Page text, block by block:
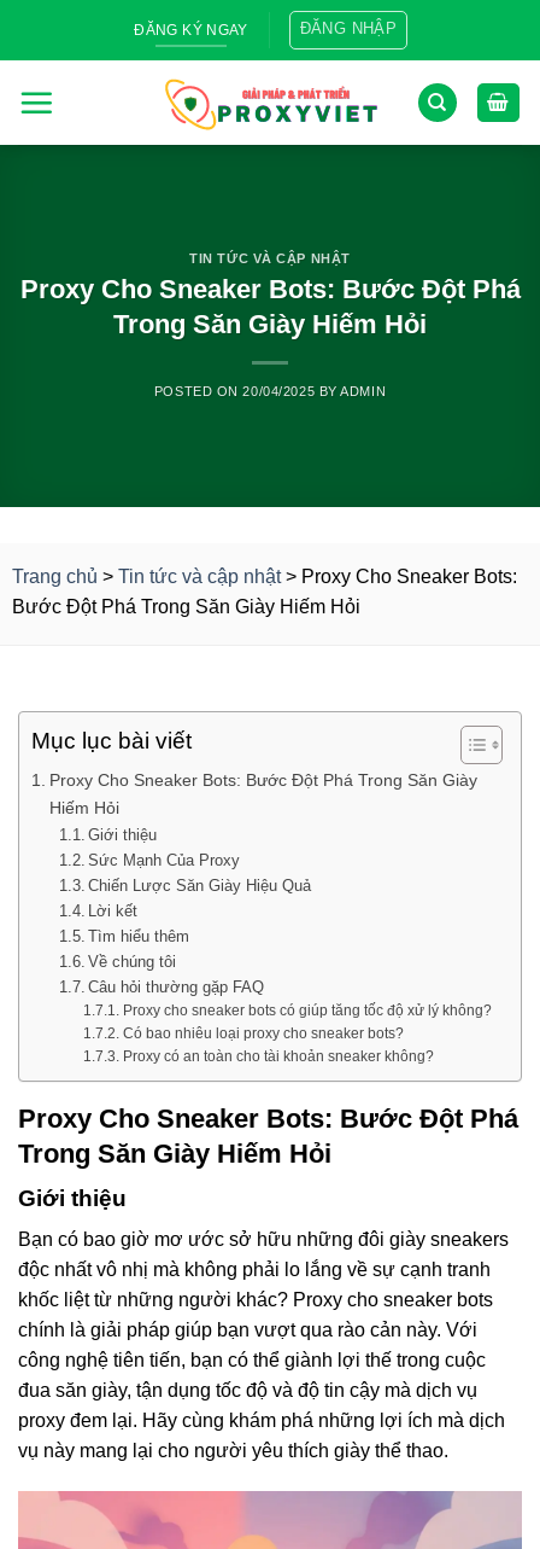
ĐĂNG KÝ NGAY ĐĂNG NHẬP
TIN TỨC VÀ CẬP NHẬT
Proxy Cho Sneaker Bots: Bước Đột Phá
Trong Săn Giày Hiếm Hỏi
POSTED ON20/04/2025 BYADMIN
Trang chủ > Tin tức và cập nhật> Proxy Cho Sneaker Bots:
Bước Đột Phá Trong Săn Giày Hiếm Hỏi
Mục lục bài viết
Proxy Cho Sneaker Bots: Bước Đột Phá Trong Săn Giày
Hiếm Hỏi
Giới thiệu
Sức Mạnh Của Proxy
Chiến Lược Săn Giày Hiệu Quả
Lời kết
Tìm hiểu thêm
Về chúng tôi
Câu hỏi thường gặp FAQ
Proxy cho sneaker bots có giúp tăng tốc độ xử lý không?
Có bao nhiêu loại proxy cho sneaker bots?
Proxy có an toàn cho tài khoản sneaker không?
Proxy Cho Sneaker Bots: Bước Đột Phá
Trong Săn Giày Hiếm Hỏi
Giới thiệu
Bạn có bao giờ mơ ước sở hữu những đôi giày sneakers
độc nhất vô nhị mà không phải lo lắng về sự cạnh tranh
khốc liệt từ những người khác? Proxy cho sneaker bots
chính là giải pháp giúp bạn vượt qua rào cản này. Với
công nghệ tiên tiến, bạn có thể giành lợi thế trong cuộc
đua săn giày, tận dụng tốc độ và độ tin cậy mà dịch vụ
proxy đem lại. Hãy cùng khám phá những lợi ích mà dịch
vụ này mang lại cho người yêu thích giày thể thao.